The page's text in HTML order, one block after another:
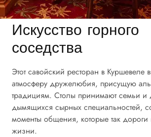
Искусство горного
соседства
Этот савойский ресторан в Куршевеле
атмосферу дружелюбия, присущую
традициям. Столы принимают семьи и
дымящихся сырных специальностей,
моменты общения, которые так дороги
жизни.